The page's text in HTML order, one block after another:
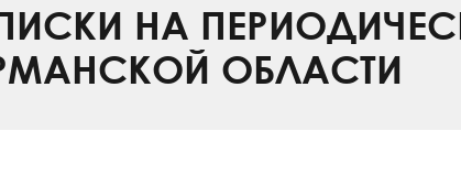
НА
ОБЛАСТИ